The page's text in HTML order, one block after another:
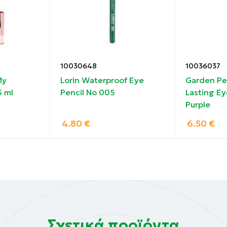
ml
10030648
Lorin Waterproof Eye
Pencil Νο 005
4.80 €
10036037
Garden
Lasting
Purple
6.50 €